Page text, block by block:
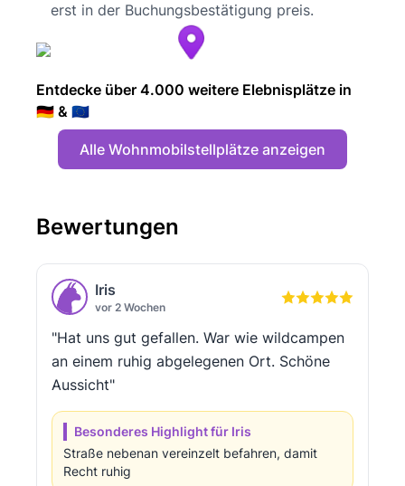
erst in der Buchungsbestätigung preis.
Entdecke über 4.000 weitere Elebnisplätze in
🇩🇪 & 🇪🇺
Alle Wohnmobilstellplätze anzeigen
Bewertungen
Iris
vor 2 Wochen
"Hat uns gut gefallen. War wie wildcampen
an einem ruhig abgelegenen Ort. Schöne
Aussicht"
Besonderes Highlight für Iris
Straße nebenan vereinzelt befahren, damit
Recht ruhig